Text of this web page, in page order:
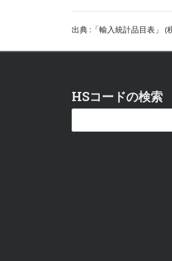
出典 :「輸入統計品目表」 (
HSコードの検索